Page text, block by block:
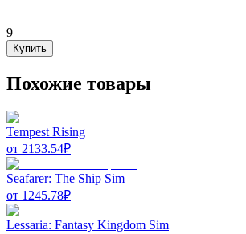
9
Купить
Похожие товары
Tempest Rising
от 2133.54₽
Seafarer: The Ship Sim
от 1245.78₽
Lessaria: Fantasy Kingdom Sim